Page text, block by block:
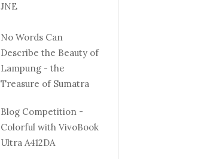
JNE
No Words Can
Describe the Beauty of
Lampung - the
Treasure of Sumatra
Blog Competition -
Colorful with VivoBook
Ultra A412DA